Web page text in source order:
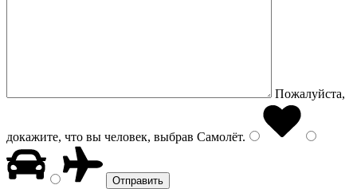
Пожалуйста,
докажите, что вы человек, выбрав Самолёт.